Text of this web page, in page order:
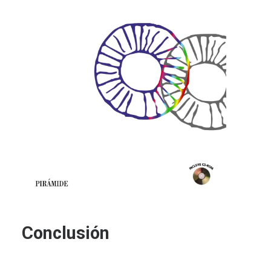
Conclusión